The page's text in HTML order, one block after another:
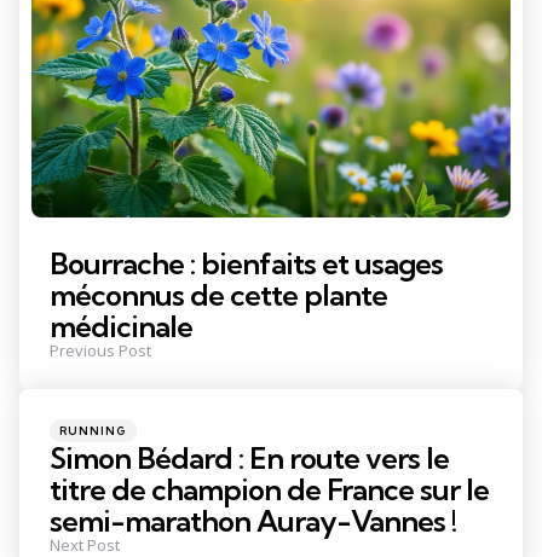
Bourrache : bienfaits et usages
méconnus de cette plante
médicinale
Previous Post
Posted
RUNNING
Simon Bédard : En route vers le
titre de champion de France sur le
semi-marathon Auray-Vannes !
Next Post